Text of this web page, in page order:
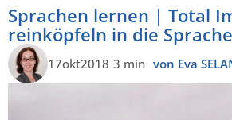
Sprachen lernen | Total
reinköpfeln in die Sprache
17okt2018 3 min von Eva